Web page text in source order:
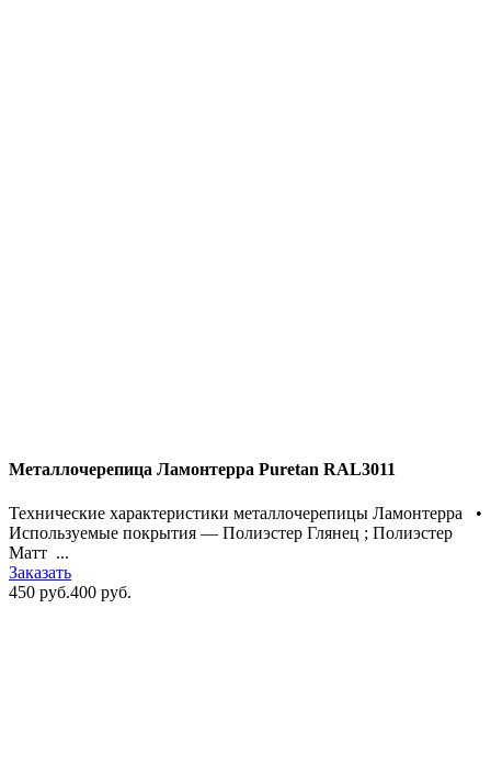
Металлочерепица Ламонтерра Puretan RAL3011
Технические характеристики металлочерепицы Ламонтерра •
Используемые покрытия — Полиэстер Глянец ; Полиэстер
Матт ...
Заказать
450 руб.400 руб.